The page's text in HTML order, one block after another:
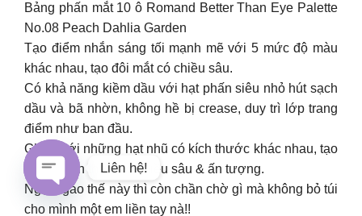
Bảng phấn mắt 10 ô Romand Better Than Eye Palette
No.08 Peach Dahlia Garden
Tạo điểm nhắn sáng tối mạnh mẽ với 5 mức độ màu
khác nhau, tạo đôi mắt có chiều sâu.
Có khả năng kiềm dầu với hạt phấn siêu nhỏ hút sạch
dầu và bã nhờn, không hề bị crease, duy trì lớp trang
điểm như ban đầu.
Glitter với những hạt nhũ có kích thước khác nhau, tạo
điểm nhấn thêm có chiều sâu & ấn tượng.
Ngọt ngào thế này thì còn chần chờ gì mà không bỏ túi
cho mình một em liền tay nà!!
Liên hệ!
Open